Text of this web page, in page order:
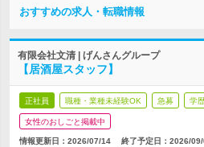
おすすめの求人・転職情報
有限会社文清 | げんさんグループ
【居酒屋スタッフ】
正社員 職種・業種未経験OK 急募 学
女性のおしごと掲載中
情報更新日：2026/07/14 終了予定日： 2026/09/